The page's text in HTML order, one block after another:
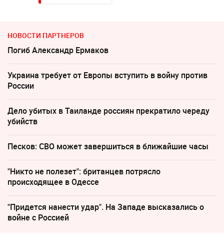
НОВОСТИ ПАРТНЕРОВ
Погиб Александр Ермаков
Украина требует от Европы вступить в войну против
России
Дело убитых в Таиланде россиян прекратило череду
убийств
Песков: СВО может завершиться в ближайшие часы
"Никто не полезет": британцев потрясло
происходящее в Одессе
"Придется нанести удар". На Западе высказались о
войне с Россией